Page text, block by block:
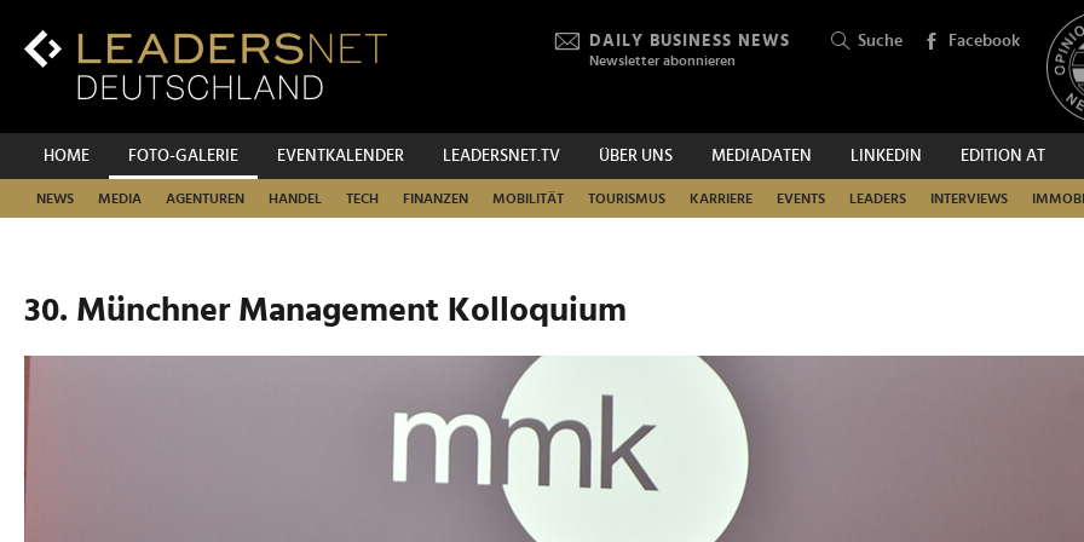
Inhalt
Hauptnavigation
DAILY BUSINESS NEWS
Newsletter abonnieren
Suche Facebook
HOME FOTO-GALERIE EVENTKALENDER LEADERSNET.TV ÜBER UNS MEDIADATEN LINKEDIN EDITION AT
NEWS MEDIA AGENTUREN HANDEL TECH FINANZEN MOBILITÄT TOURISMUS KARRIERE EVENTS LEADERS INTERVIEWS
SUCHEN
30. Münchner Management Kolloquium